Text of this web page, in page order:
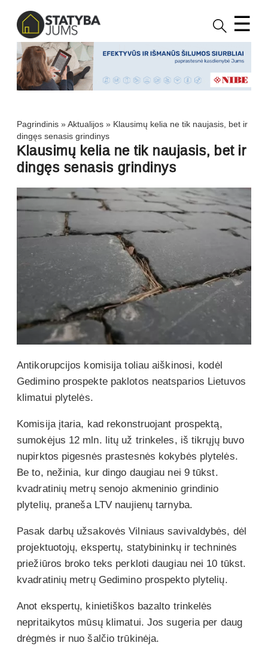
☰
Pagrindinis »Aktualijos » Klausimų kelia ne tik naujasis, bet ir
dingęs senasis grindinys
Klausimų kelia ne tik naujasis, bet ir
dingęs senasis grindinys
Antikorupcijos komisija toliau aiškinosi, kodėl
Gedimino prospekte paklotos neatsparios Lietuvos
klimatui plytelės.
Komisija įtaria, kad rekonstruojant prospektą,
sumokėjus 12 mln. litų už trinkeles, iš tikrųjų buvo
nupirktos pigesnės prastesnės kokybės plytelės.
Be to, nežinia, kur dingo daugiau nei 9 tūkst.
kvadratinių metrų senojo akmeninio grindinio
plytelių, praneša LTV naujienų tarnyba.
Pasak darbų užsakovės Vilniaus savivaldybės, dėl
projektuotojų, ekspertų, statybininkų ir techninės
priežiūros broko teks perkloti daugiau nei 10 tūkst.
kvadratinių metrų Gedimino prospekto plytelių.
Anot ekspertų, kinietiškos bazalto trinkelės
nepritaikytos mūsų klimatui. Jos sugeria per daug
drėgmės ir nuo šalčio trūkinėja.